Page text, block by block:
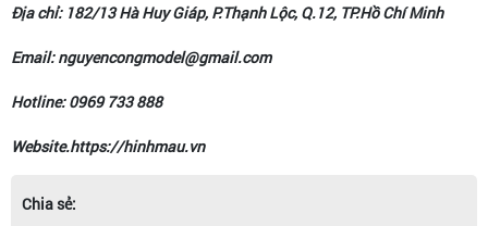
Địa chỉ: 182/13 Hà Huy Giáp, P.Thạnh Lộc, Q.12, TP.Hồ Chí Minh
Email: nguyencongmodel@gmail.com
Hotline: 0969 733 888
Website.https://hinhmau.vn
Chia sẻ: